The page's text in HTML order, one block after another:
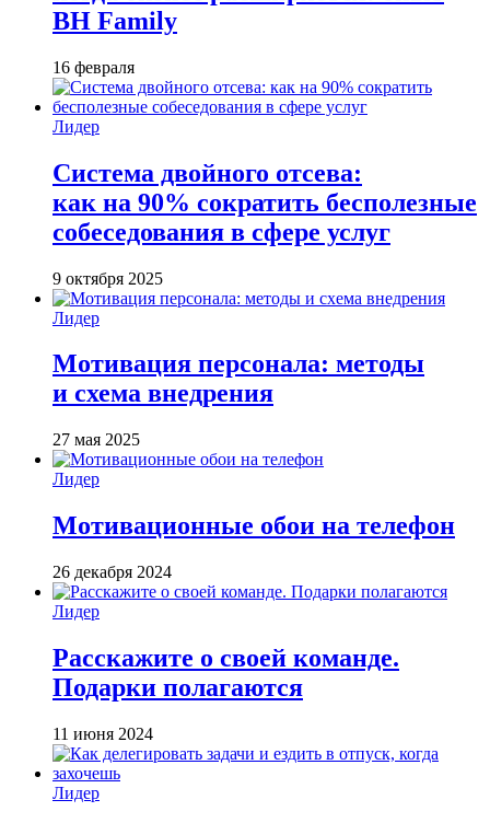
BH Family
16 февраля
Лидер
Система двойного отсева:
как на 90% сократить бесполезные
собеседования в сфере услуг
9 октября 2025
Лидер
Мотивация персонала: методы
и схема внедрения
27 мая 2025
Лидер
Мотивационные обои на телефон
26 декабря 2024
Лидер
Расскажите о своей команде.
Подарки полагаются
11 июня 2024
Лидер